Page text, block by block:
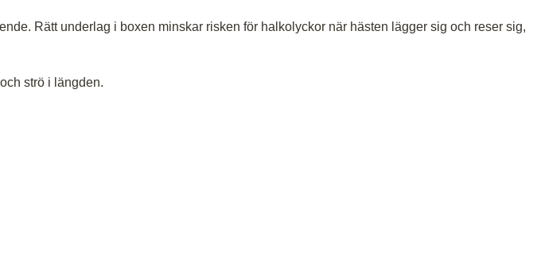
Rätt underlag i boxen minskar risken för halkolyckor när hästen lägger sig och reser sig,
strö i längden.